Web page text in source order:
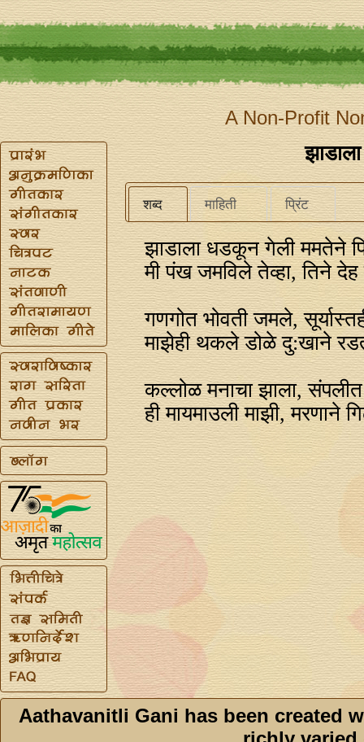
A Non-Profit
शब्द माहिती प्रिंट
झाडाला धडकून गेली ममतेने
मी पंख जमविले तेव्हा, तिने देह
गणगोत भोवती जमले,
माझेही थकले डोळे दु:खाने
कल्लोळ मनाचा झाला,
ही मायमाउली माझी, मरणाने
Aathavanitli Gani has been created